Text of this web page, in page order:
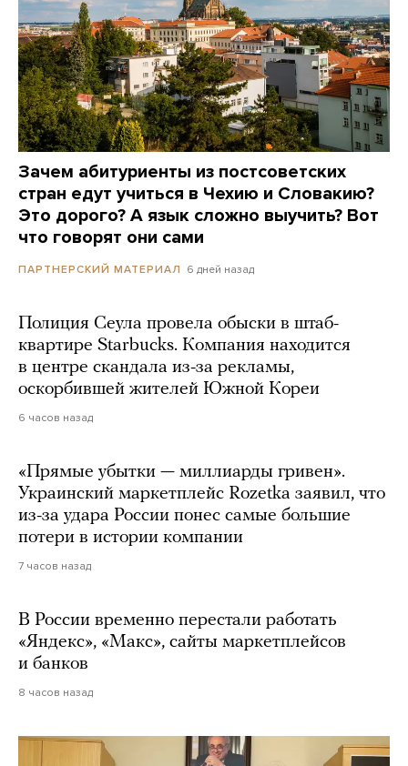
Зачем абитуриенты из постсоветских
стран едут учиться в Чехию и Словакию?
Это дорого? А язык сложно выучить? Вот
что говорят они сами
ПАРТНЕРСКИЙ МАТЕРИАЛ 6 дней назад
Полиция Сеула провела обыски в штаб-
квартире Starbucks. Компания находится
в центре скандала из-за рекламы,
оскорбившей жителей Южной Кореи
6 часов назад
«Прямые убытки — миллиарды гривен».
Украинский маркетплейс Rozetka заявил, что
из-за удара России понес самые большие
потери в истории компании
7 часов назад
В России временно перестали работать
«Яндекс», «Макс», сайты маркетплейсов
и банков
8 часов назад